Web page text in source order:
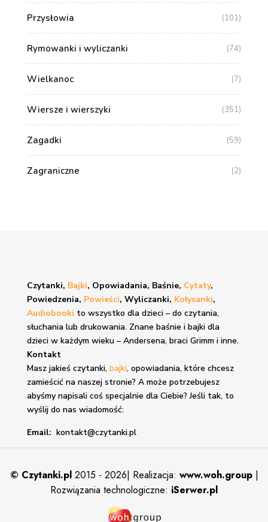
Przysłowia (101)
Rymowanki i wyliczanki (74)
Wielkanoc (7)
Wiersze i wierszyki (351)
Zagadki (59)
Zagraniczne (2)
Czytanki, Bajki, Opowiadania, Baśnie, Cytaty,
Powiedzenia, Powieści, Wyliczanki, Kołysanki,
Audiobooki to wszystko dla dzieci – do czytania,
słuchania lub drukowania. Znane baśnie i bajkidla
dzieci w każdym wieku – Andersena, braci Grimm i inne.
Kontakt
Masz jakieś czytanki, bajki, opowiadania, które chcesz
zamieścić na naszej stronie? A może potrzebujesz
abyśmy napisali coś specjalnie dla Ciebie? Jeśli tak, to
wyślij do nas wiadomość:
Email: kontakt@czytanki.pl
© Czytanki.pl 2015 - 2026| Realizacja: www.woh.group |
Rozwiązania technologiczne: iSerwer.pl